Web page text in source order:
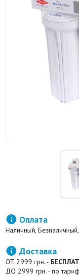
 Оплата
Наличный,
 Доставка
ОТ 2999 грн. -
ДО 2999 грн. - по